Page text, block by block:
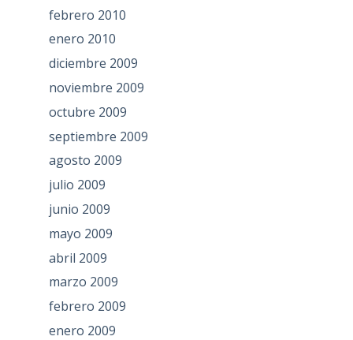
febrero 2010
enero 2010
diciembre 2009
noviembre 2009
octubre 2009
septiembre 2009
agosto 2009
julio 2009
junio 2009
mayo 2009
abril 2009
marzo 2009
febrero 2009
enero 2009